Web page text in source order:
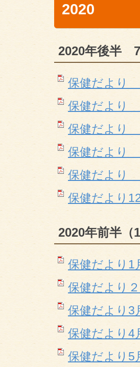
2020
2020年後半
保健だより
保健だより
保健だより
保健だより
保健だより
保健だより
2020年前半（
保健だより1
保健だより
保健だより3
保健だより4
保健だより5